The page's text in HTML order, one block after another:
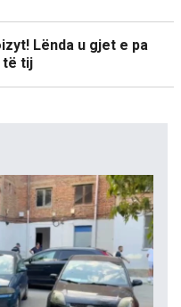
Lënda u gjet e pa
të tij